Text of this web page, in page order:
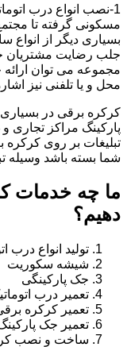
1-نصب انواع درب
مسکونی گرفته تا
بسیاری دیگر از انواع
جلب رضایت مشتریان
مجموعه می توان
محل و یا تلفنی نیز
کرکره برقی در بسیاری
پارکینگ مراکز تجاری
تبلیغات بر روی کرکره
شما بسته باشد وسیله
ما چه خدمات
دهیم؟
تولید انواع درب
شیشه سکوریت
جک پارکینگی
تعمیر درب
تعمیر کرکره
تعمیر جک
ساخت و نصب